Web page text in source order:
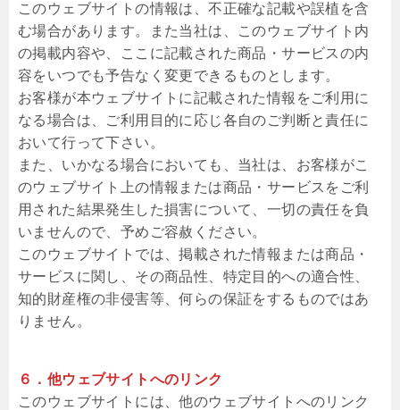
このウェブサイトの情報は、不正確な記載や誤植を含
む場合があります。また当社は、このウェブサイト内
の掲載内容や、ここに記載された商品・サービスの内
容をいつでも予告なく変更できるものとします。
お客様が本ウェブサイトに記載された情報をご利用に
なる場合は、ご利用目的に応じ各自のご判断と責任に
おいて行って下さい。
また、いかなる場合においても、当社は、お客様がこ
のウェブサイト上の情報または商品・サービスをご利
用された結果発生した損害について、一切の責任を負
いませんので、予めご容赦ください。
このウェブサイトでは、掲載された情報または商品・
サービスに関し、その商品性、特定目的への適合性、
知的財産権の非侵害等、何らの保証をするものではあ
りません。
６．他ウェブサイトへのリンク
このウェブサイトには、他のウェブサイトへのリンク